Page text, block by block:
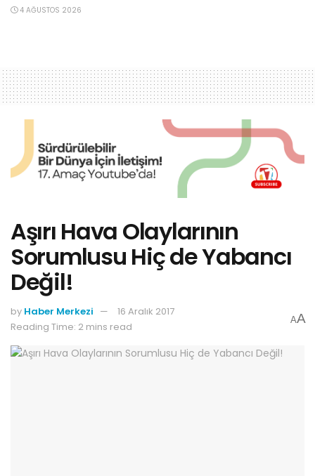
4 AĞUSTOS 2026
Aşırı Hava Olaylarının
Sorumlusu Hiç de Yabancı
Değil!
by Haber Merkezi
16 Aralık 2017
Reading Time: 2 mins read
AA